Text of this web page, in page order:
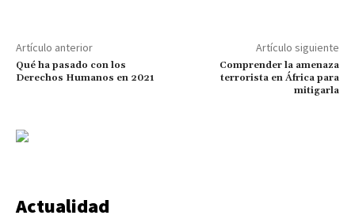
Artículo anterior
Qué ha pasado con los
Derechos Humanos en 2021
Artículo siguiente
Comprender la amenaza
terrorista en África para
mitigarla
Actualidad